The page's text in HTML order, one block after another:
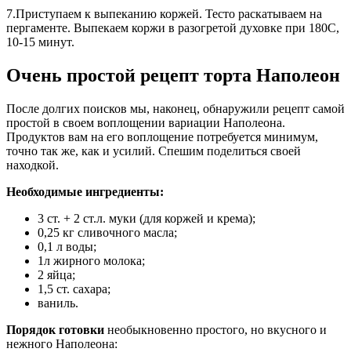
7.Приступаем к выпеканию коржей. Тесто раскатываем на
пергаменте. Выпекаем коржи в разогретой духовке при 180С,
10-15 минут.
Очень простой рецепт торта Наполеон
После долгих поисков мы, наконец, обнаружили рецепт самой
простой в своем воплощении вариации Наполеона.
Продуктов вам на его воплощение потребуется минимум,
точно так же, как и усилий. Спешим поделиться своей
находкой.
Необходимые ингредиенты:
3 ст. + 2 ст.л. муки (для коржей и крема);
0,25 кг сливочного масла;
0,1 л воды;
1л жирного молока;
2 яйца;
1,5 ст. сахара;
ваниль.
Порядок готовки необыкновенно простого, но вкусного и
нежного Наполеона: